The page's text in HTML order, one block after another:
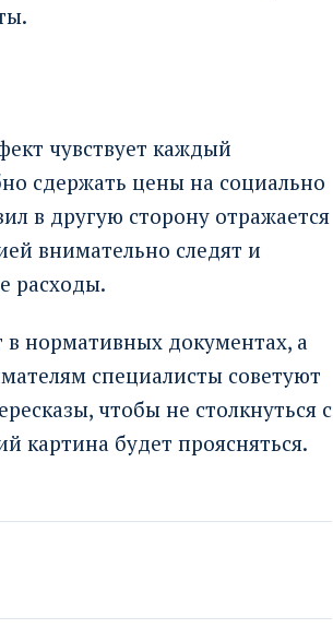
чувствует каждый
сдержать цены на социально
в другую сторону отражается
внимательно следят и
расходы.
нормативных документах, а
специалисты советуют
чтобы не столкнуться с
картина будет проясняться.